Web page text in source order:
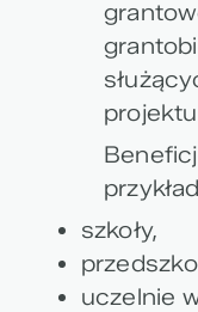
szkoły,
uczelnie